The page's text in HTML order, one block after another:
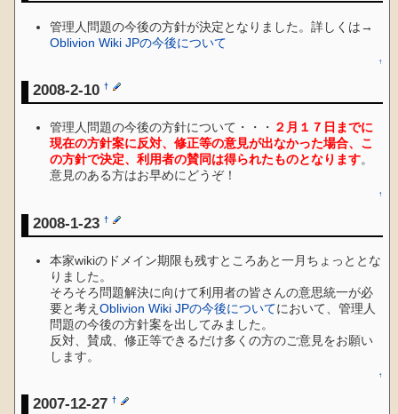
管理人問題の今後の方針が決定となりました。詳しくは→
Oblivion Wiki JPの今後について
↑
2008-2-10†
管理人問題の今後の方針について・・・ ２月１７日までに
現在の方針案に反対、修正等の意見が出なかった場合、こ
の方針で決定、利用者の賛同は得られたものとなります。
意見のある方はお早めにどうぞ！
↑
2008-1-23†
本家wikiのドメイン期限も残すところあと一月ちょっととな
りました。
そろそろ問題解決に向けて利用者の皆さんの意思統一が必
要と考えOblivion Wiki JPの今後についてにおいて、管理人
問題の今後の方針案を出してみました。
反対、賛成、修正等できるだけ多くの方のご意見をお願い
します。
↑
2007-12-27†